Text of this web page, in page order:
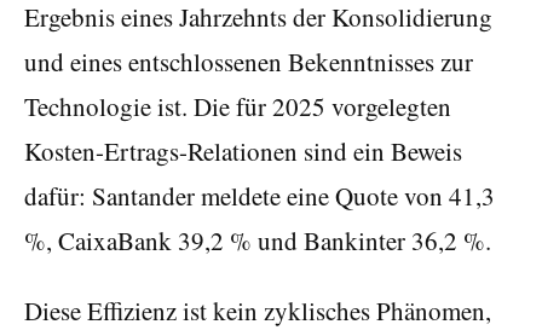
Ergebnis eines Jahrzehnts der Konsolidierung
und eines entschlossenen Bekenntnisses zur
Technologie ist. Die für 2025 vorgelegten
Kosten-Ertrags-Relationen sind ein Beweis
dafür: Santander meldete eine Quote von 41,3
%, CaixaBank 39,2 % und Bankinter 36,2 %.
Diese Effizienz ist kein zyklisches Phänomen,